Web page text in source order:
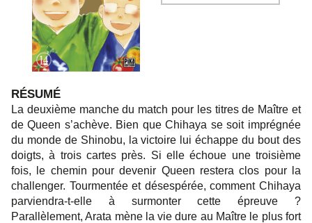
RÉSUMÉ
La deuxième manche du match pour les titres de Maître et
de Queen s’achève. Bien que Chihaya se soit imprégnée
du monde de Shinobu, la victoire lui échappe du bout des
doigts, à trois cartes près. Si elle échoue une troisième
fois, le chemin pour devenir Queen restera clos pour la
challenger. Tourmentée et désespérée, comment Chihaya
parviendra-t-elle à surmonter cette épreuve ?
Parallèlement, Arata mène la vie dure au Maître le plus fort